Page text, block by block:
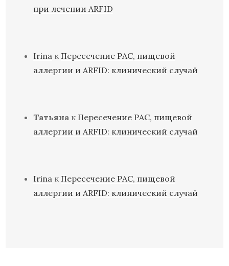
при лечении ARFID
Irina к Пересечение РАС, пищевой
аллергии и ARFID: клинический случай
Татьяна к Пересечение РАС, пищевой
аллергии и ARFID: клинический случай
Irina к Пересечение РАС, пищевой
аллергии и ARFID: клинический случай